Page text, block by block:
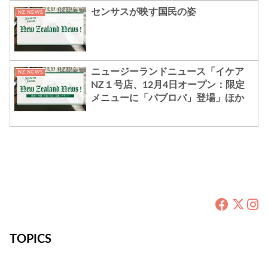
NZ NEWS センサスが映す国民の姿
NZ NEWS
ニュージーランドニュース「イケア
NZ１号店、12月4日オープン：限定
メニューに「パブロバ」登場」ほか
TOPICS